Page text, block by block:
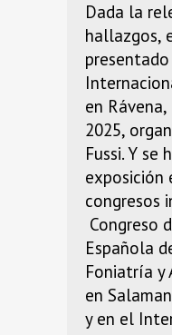
Dada la
hallazgos,
en
2025,
Fussi. Y se
exposición
congresos
Congreso
Española
Foniatría y
en
y en el